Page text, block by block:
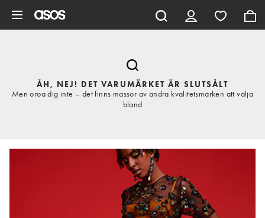
ÅH, NEJ! DET VARUMÄRKET ÄR SLUTSÅLT
Men oroa dig inte – det finns massor av andra kvalitetsmärken att välja
bland